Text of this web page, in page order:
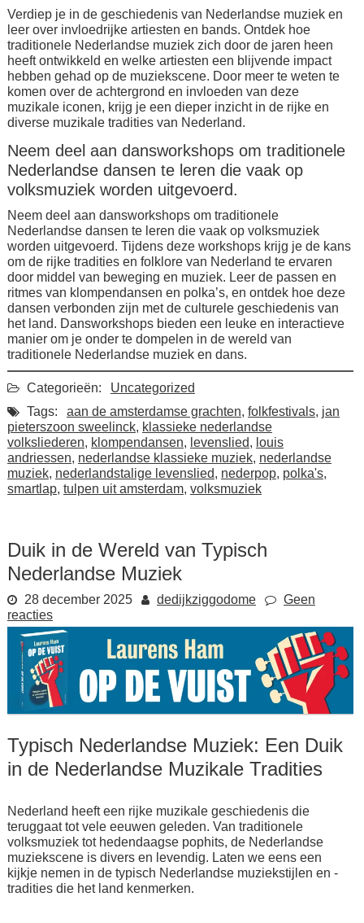
Verdiep je in de geschiedenis van Nederlandse muziek en
leer over invloedrijke artiesten en bands. Ontdek hoe
traditionele Nederlandse muziek zich door de jaren heen
heeft ontwikkeld en welke artiesten een blijvende impact
hebben gehad op de muziekscene. Door meer te weten te
komen over de achtergrond en invloeden van deze
muzikale iconen, krijg je een dieper inzicht in de rijke en
diverse muzikale tradities van Nederland.
Neem deel aan dansworkshops om traditionele
Nederlandse dansen te leren die vaak op
volksmuziek worden uitgevoerd.
Neem deel aan dansworkshops om traditionele
Nederlandse dansen te leren die vaak op volksmuziek
worden uitgevoerd. Tijdens deze workshops krijg je de kans
om de rijke tradities en folklore van Nederland te ervaren
door middel van beweging en muziek. Leer de passen en
ritmes van klompendansen en polka’s, en ontdek hoe deze
dansen verbonden zijn met de culturele geschiedenis van
het land. Dansworkshops bieden een leuke en interactieve
manier om je onder te dompelen in de wereld van
traditionele Nederlandse muziek en dans.
Categorieën:
Uncategorized
Tags:
aan de amsterdamse grachten, folkfestivals, jan
pieterszoon sweelinck, klassieke nederlandse
volksliederen, klompendansen, levenslied, louis
andriessen, nederlandse klassieke muziek, nederlandse
muziek, nederlandstalige levenslied, nederpop, polka's,
smartlap, tulpen uit amsterdam, volksmuziek
Duik in de Wereld van Typisch
Nederlandse Muziek
28 december 2025 dedijkziggodome
Geen
reacties
Typisch Nederlandse Muziek: Een Duik
in de Nederlandse Muzikale Tradities
Nederland heeft een rijke muzikale geschiedenis die
teruggaat tot vele eeuwen geleden. Van traditionele
volksmuziek tot hedendaagse pophits, de Nederlandse
muziekscene is divers en levendig. Laten we eens een
kijkje nemen in de typisch Nederlandse muziekstijlen en -
tradities die het land kenmerken.